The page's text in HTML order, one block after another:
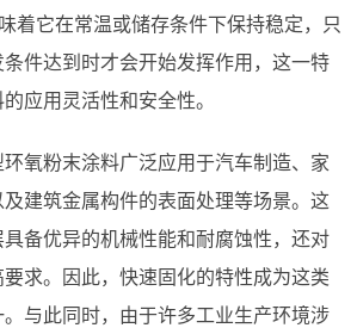
着它在常温或储存条件下保持稳定，只
件达到时才会开始发挥作用，这一特
应用灵活性和安全性。
氧粉末涂料广泛应用于汽车制造、家
建筑金属构件的表面处理等场景。这
备优异的机械性能和耐腐蚀性，还对
求。因此，快速固化的特性成为这类
与此同时，由于许多工业生产环境涉